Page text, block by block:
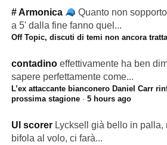
# Armonica
Quanto non
a 5' dalla fine fanno quel...
Off Topic, discuti di temi non ancora
contadino effettivamente ha ben
sapere perfettamente come...
L’ex attaccante bianconero Daniel Carr
prossima stagione· 5 hours ago
Ul scorer Lycksell già bello in
bifola al volo, ci farà...